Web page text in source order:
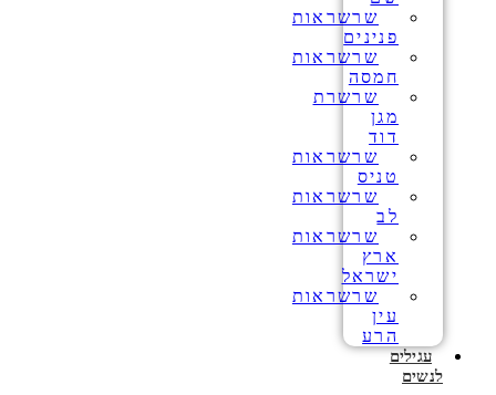
שרשראות
פנינים
שרשראות
חמסה
שרשרת
מגן
דוד
שרשראות
טניס
שרשראות
לב
שרשראות
ארץ
ישראל
שרשראות
עין
הרע
עגילים
לנשים